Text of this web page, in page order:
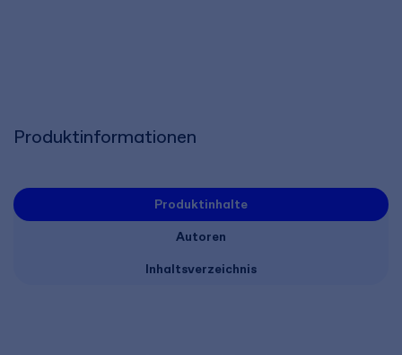
Produktinformationen
Produktinhalte
Autoren
Inhaltsverzeichnis